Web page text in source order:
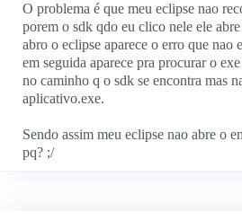
O problema é que meu eclipse nao
porem o sdk qdo eu clico nele ele
abro o eclipse aparece o erro que nao
em seguida aparece pra procurar o
no caminho q o sdk se encontra mas
aplicativo.exe.
Sendo assim meu eclipse nao abre o
pq? ;/